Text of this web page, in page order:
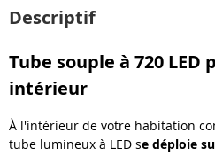
Descriptif
Tube souple à 720
intérieur
À l'intérieur de votre habitation
tube lumineux à LED se déploie